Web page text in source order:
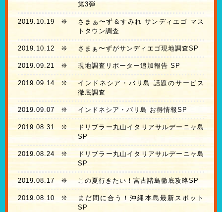
第3弾
2019.10.19 ❊
さまぁ〜ず＆すみれ サンディエゴ マス
トタウン調査
2019.10.12 ❊ さまぁ〜ずがサンディエゴ現地調査SP
2019.09.21 ❊ 現地調査リポーター追加報告 SP
2019.09.14❊
インドネシア・バリ島 話題のサービス
徹底調査
2019.09.07 ❊ インドネシア・バリ島 お得情報SP
2019.08.31 ❊
ドリブラー丸山イタリアサルデーニャ島
SP
2019.08.24 ❊
ドリブラー丸山イタリアサルデーニャ島
SP
2019.08.17❊ この夏行きたい！宮古諸島徹底攻略SP
2019.08.10 ❊
まだ間に合う！沖縄本島最新スポット
SP